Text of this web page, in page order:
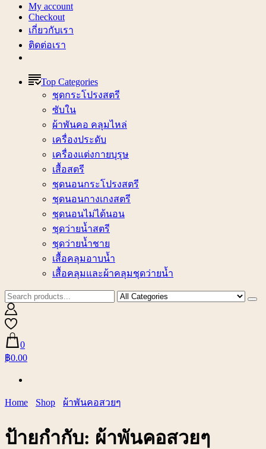
My account
Checkout
เกี่ยวกับเรา
ติดต่อเรา
Top Categories
ชุดกระโปรงสตรี
ซับใน
ผ้าพันคอ คลุมไหล่
เครื่องประดับ
เครื่องแต่งกายบุรุษ
เสื้อสตรี
ชุดนอนกระโปรงสตรี
ชุดนอนกางเกงสตรี
ชุดนอนไม่ได้นอน
ชุดว่ายน้ำสตรี
ชุดว่ายน้ำชาย
เสื้อคลุมอาบน้ำ
เสื้อคลุมและผ้าคลุมชุดว่ายน้ำ
0
฿0.00
Home Shop ผ้าพันคอสวยๆ
ป้ายกำกับ: ผ้าพันคอสวยๆ